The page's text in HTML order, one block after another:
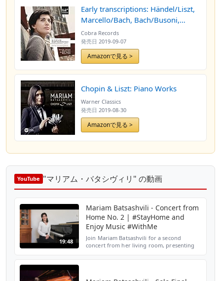
Early transcriptions: Händel/Liszt,
Marcello/Bach, Bach/Busoni,
Mozart/Liszt
Cobra Records
発売日 2019-09-07
Amazonで見る >
Chopin & Liszt: Piano Works
Warner Classics
発売日 2019-08-30
Amazonで見る >
YouTube "マリアム・バタシヴィリ" の動画
19:48
Mariam Batsashvili - Concert from
Home No. 2 | #StayHome and
Enjoy Music #WithMe
Join Mariam Batsashvili for a second
concert from her living room, presenting